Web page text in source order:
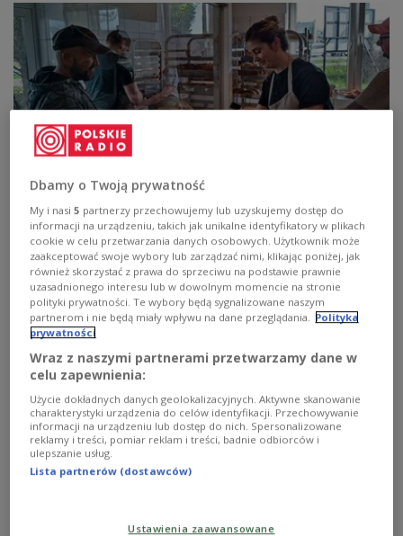
Chleb jak za czasów dzieciństwa.
"Zakwas szczęśliwy" - reportaż Jakuba
Tarki
Wśród wspomnień z dzieciństwa wiele osób wymienia
zapach i smak chleba. Niegdyś Polska słynęła z dobrego
pieczywa i małych lokalnych piekarni, do których można
było trafić po zapachu. Niestety, przez ostatnie
dziesięciolecia pracę wprawnych rąk zastąpiły maszyny,
a mistrzów piekarnictwa – wielcy sieciowi producenci
chleba. Lokalne piekarnie, by sprostać konkurencji i
przetrwać, też mocno obniżyły standardy i jakość.
Zobacz więcej na temat:reportaż Jakub Tarka
chleb
pieczywo
Dbamy o Twoją prywatność
My i nasi5 partnerzy przechowujemy lub uzyskujemy dostęp do
informacji na urządzeniu, takich jak unikalne identyfikatory w plikach
cookie w celu przetwarzania danych osobowych. Użytkownik może
zaakceptować swoje wybory lub zarządzać nimi, klikając poniżej, jak
również skorzystać z prawa do sprzeciwu na podstawie prawnie
uzasadnionego interesu lub w dowolnym momencie na stronie
polityki prywatności. Te wybory będą sygnalizowane naszym
partnerom i nie będą miały wpływu na dane przeglądania. Polityka
prywatności
Wraz z naszymi partnerami przetwarzamy dane w
celu zapewnienia:
Użycie dokładnych danych geolokalizacyjnych. Aktywne skanowanie
charakterystyki urządzenia do celów identyfikacji. Przechowywanie
informacji na urządzeniu lub dostęp do nich. Spersonalizowane
reklamy i treści, pomiar reklam i treści, badnie odbiorców i
ulepszanie usług.
Lista partnerów (dostawców)
Ustawienia zaawansowane